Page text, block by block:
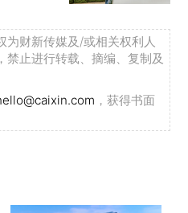
为财新传媒及/或相关权利人
禁止进行转载、摘编、复制及
，获得书面